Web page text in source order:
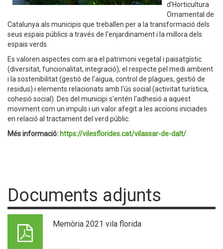
d'Horticultura
Ornamental de
Catalunya als municipis que treballen per a la transformació dels
seus espais públics a través de l'enjardinament i la millora dels
espais verds.
Es valoren aspectes com ara el patrimoni vegetal i paisatgístic
(diversitat, funcionalitat, integració), el respecte pel medi ambient
i la sostenibilitat (gestió de l'aigua, control de plagues, gestió de
residus) i elements relacionats amb l'ús social (activitat turística,
cohesió social). Des del municipi s'entén l'adhesió a aquest
moviment com un impuls i un valor afegit a les accions iniciades
en relació al tractament del verd públic.
Més informació: https://vilesflorides.cat/vilassar-de-dalt/
Documents adjunts
Memòria 2021 vila florida